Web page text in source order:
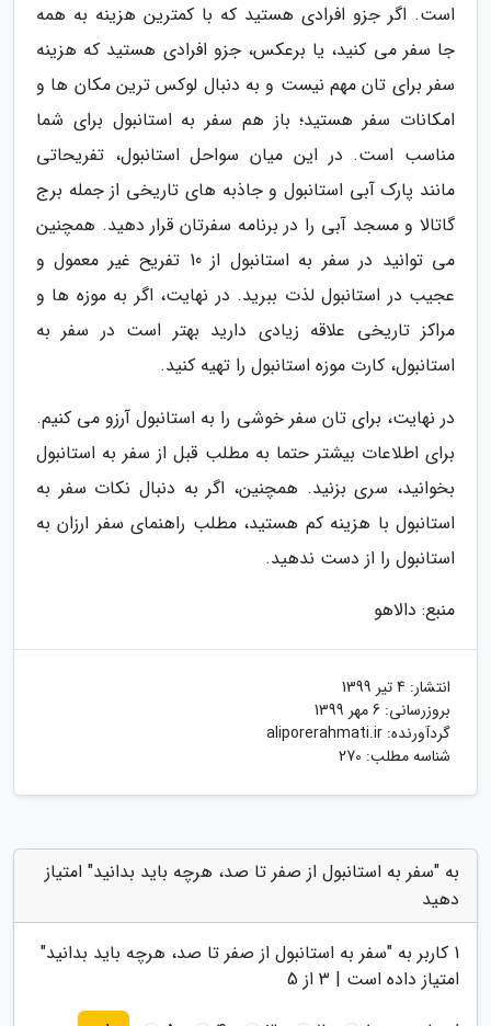
است. اگر جزو افرادی هستید که با کمترین هزینه به همه
جا سفر می کنید، یا برعکس، جزو افرادی هستید که هزینه
سفر برای تان مهم نیست و به دنبال لوکس ترین مکان ها و
امکانات سفر هستید؛ باز هم سفر به استانبول برای شما
مناسب است. در این میان سواحل استانبول، تفریحاتی
مانند پارک آبی استانبول و جاذبه های تاریخی از جمله برج
گاتالا و مسجد آبی را در برنامه سفرتان قرار دهید. همچنین
می توانید در سفر به استانبول از 10 تفریح غیر معمول و
عجیب در استانبول لذت ببرید. در نهایت، اگر به موزه ها و
مراکز تاریخی علاقه زیادی دارید بهتر است در سفر به
استانبول، کارت موزه استانبول را تهیه کنید.
در نهایت، برای تان سفر خوشی را به استانبول آرزو می کنیم.
برای اطلاعات بیشتر حتما به مطلب قبل از سفر به استانبول
بخوانید، سری بزنید. همچنین، اگر به دنبال نکات سفر به
استانبول با هزینه کم هستید، مطلب راهنمای سفر ارزان به
استانبول را از دست ندهید.
منبع: دالاهو
انتشار: 4 تیر 1399
بروزرسانی: 6 مهر 1399
گردآورنده: aliporerahmati.ir
شناسه مطلب: 270
به "سفر به استانبول از صفر تا صد، هرچه باید بدانید" امتیاز
دهید
1 کاربر به "سفر به استانبول از صفر تا صد، هرچه باید بدانید"
امتیاز داده است | 3 از 5